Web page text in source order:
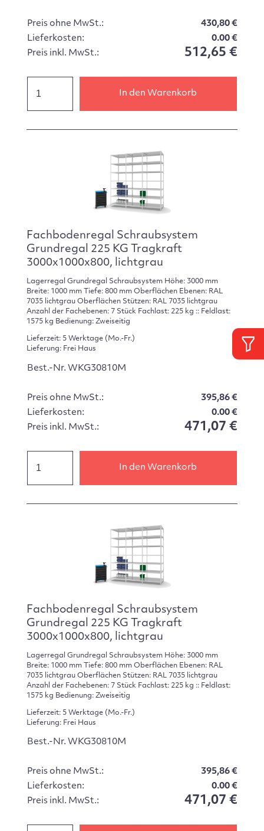
Preis ohne MwSt.:
430,80 €
Lieferkosten:
0.00 €
Preis inkl. MwSt.:
512,65 €
In den Warenkorb
Fachbodenregal Schraubsystem
Grundregal 225 KG Tragkraft
3000x1000x800, lichtgrau
Lagerregal Grundregal Schraubsystem Höhe: 3000 mm
Breite: 1000 mm Tiefe: 800 mm Oberflächen Ebenen: RAL
7035 lichtgrau Oberflächen Stützen: RAL 7035 lichtgrau
Anzahl der Fachebenen: 7 Stück Fachlast: 225 kg :: Feldlast:
1575 kg Bedienung: Zweiseitig
Lieferzeit: 5 Werktage (Mo.-Fr.)
Lieferung: Frei Haus
Best.-Nr. WKG30810M
Preis ohne MwSt.:
395,86 €
Lieferkosten:
0.00 €
Preis inkl. MwSt.:
471,07 €
In den Warenkorb
Fachbodenregal Schraubsystem
Grundregal 225 KG Tragkraft
3000x1000x800, lichtgrau
Lagerregal Grundregal Schraubsystem Höhe: 3000 mm
Breite: 1000 mm Tiefe: 800 mm Oberflächen Ebenen: RAL
7035 lichtgrau Oberflächen Stützen: RAL 7035 lichtgrau
Anzahl der Fachebenen: 7 Stück Fachlast: 225 kg :: Feldlast:
1575 kg Bedienung: Zweiseitig
Lieferzeit: 5 Werktage (Mo.-Fr.)
Lieferung: Frei Haus
Best.-Nr. WKG30810M
Preis ohne MwSt.:
395,86 €
Lieferkosten:
0.00 €
Preis inkl. MwSt.:
471,07 €